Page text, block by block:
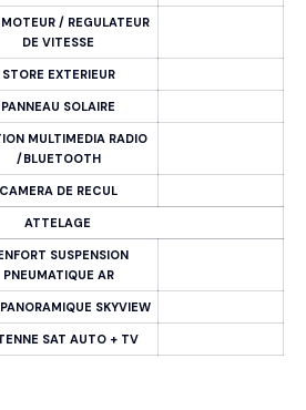
/ REGULATEUR
DE VITESSE
STORE EXTERIEUR
PANNEAU SOLAIRE
MULTIMEDIA RADIO
/BLUETOOTH
CAMERA DE RECUL
ATTELAGE
SUSPENSION
PNEUMATIQUE AR
SKYVIEW
SAT AUTO + TV